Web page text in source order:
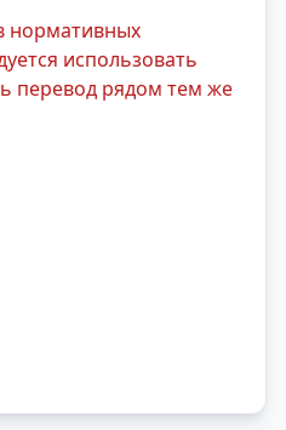
нормативных
использовать
перевод рядом тем же